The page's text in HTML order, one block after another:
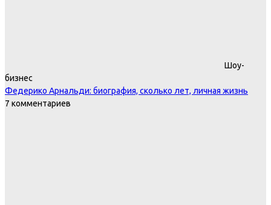
Шоу-
бизнес
Федерико Арнальди: биография, сколько лет, личная жизнь
7 комментариев